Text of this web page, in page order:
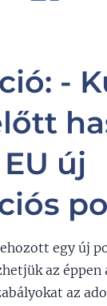
-
új
egy új
az éppen
az